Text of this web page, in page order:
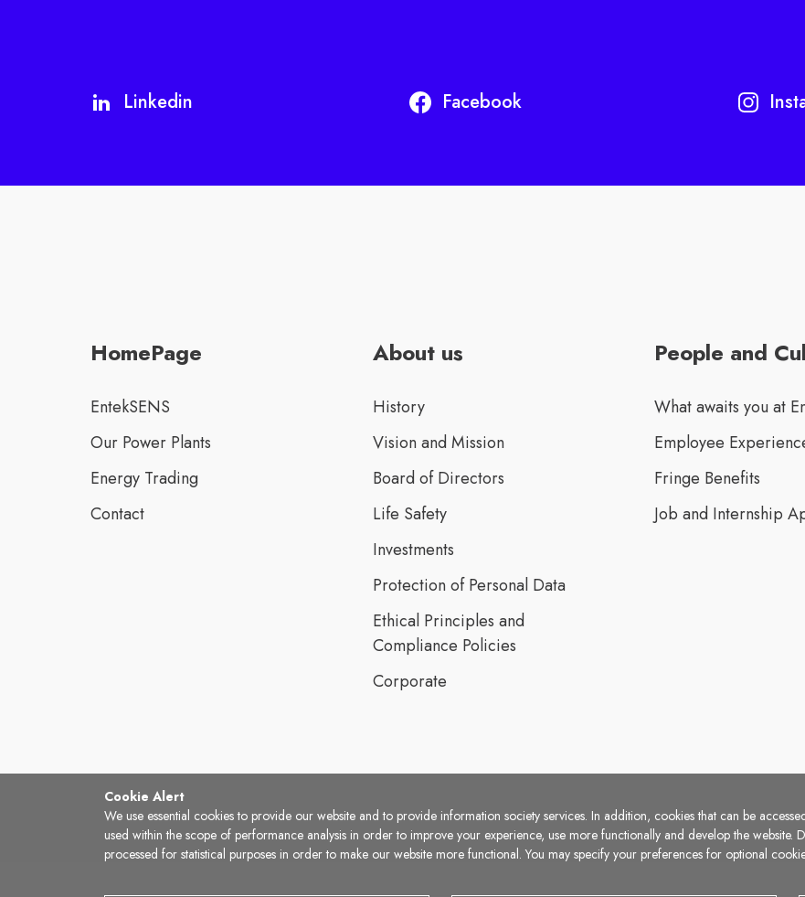
Linkedin Facebook
HomePage
EntekSENS
Our Power Plants
Energy Trading
Contact
About us
History
Vision and Mission
Board of Directors
Life Safety
Investments
Protection of Personal Data
Ethical Principles and
Compliance Policies
Corporate
People and
What awaits you at
Employee
Fringe Benefits
Job and Internship
Cookie Alert
We use essential cookies to provide our website and to provide information society services. In addition, cookies that can be
used within the scope of performance analysis in order to improve your experience, use more functionally and develop the
processed for statistical purposes in order to make our website more functional. You may specify your preferences for optional